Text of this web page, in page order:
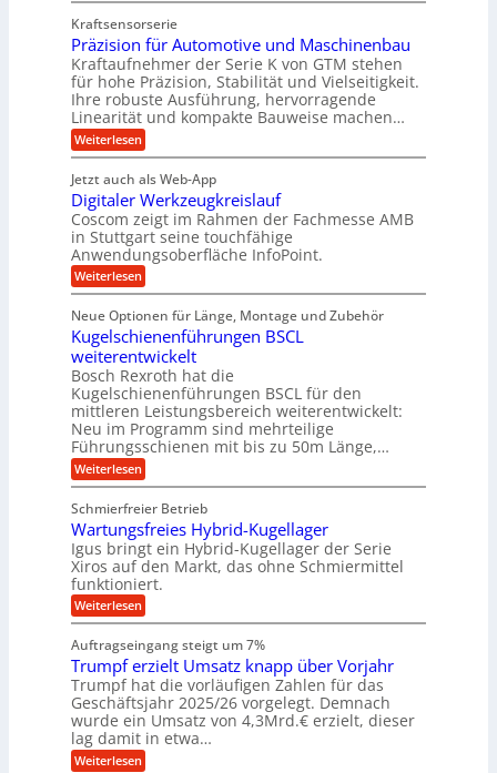
e
c
h
e
w
n
d
e
t
r
i
e
b
e
f
ü
r
r
a
u
e
U
m
g
e
b
u
n
g
e
n
u
n
d
A
u
f
t
g
s
e
i
n
g
a
n
g
Z
e
e
n
v
o
n
K
I
w
i
c
h
t
i
g
e
a
l
s
M
a
s
c
h
i
n
e
n
h
n
s
t
a
n
g
e
n
e
t
r
i
e
b
e
f
r
p
r
ä
z
i
s
e
H
u
b
e
w
e
g
u
n
g
e
Kraftsensorserie
Präzision für Automotive und Maschinenbau
Kraftaufnehmer der Serie K von GTM stehen
für hohe Präzision, Stabilität und Vielseitigkeit.
Ihre robuste Ausführung, hervorragende
Linearität und kompakte Bauweise machen…
Weiterlesen:
P
ä
z
i
s
i
o
n
f
r
A
u
t
o
m
o
t
i
v
e
n
d
M
a
s
c
h
i
e
n
b
a
u
Jetzt auch als Web-App
Digitaler Werkzeugkreislauf
Coscom zeigt im Rahmen der Fachmesse AMB
in Stuttgart seine touchfähige
Anwendungsoberfläche InfoPoint.
Weiterlesen:
D
g
i
t
a
l
e
r
W
e
r
k
z
e
u
g
k
r
e
i
s
a
u
f
Neue Optionen für Länge, Montage und Zubehör
Kugelschienenführungen BSCL
weiterentwickelt
Bosch Rexroth hat die
Kugelschienenführungen BSCL für den
mittleren Leistungsbereich weiterentwickelt:
Neu im Programm sind mehrteilige
Führungsschienen mit bis zu 50m Länge,…
Weiterlesen:
K
g
e
l
s
c
h
i
e
e
n
f
ü
h
r
u
n
Schmierfreier Betrieb
Wartungsfreies Hybrid-Kugellager
Igus bringt ein Hybrid-Kugellager der Serie
Xiros auf den Markt, das ohne Schmiermittel
funktioniert.
Weiterlesen:
W
r
t
u
n
g
s
r
Auftragseingang steigt um 7%
Trumpf erzielt Umsatz knapp über Vorjahr
Trumpf hat die vorläufigen Zahlen für das
Geschäftsjahr 2025/26 vorgelegt. Demnach
wurde ein Umsatz von 4,3Mrd.€ erzielt, dieser
lag damit in etwa…
Weiterlesen: